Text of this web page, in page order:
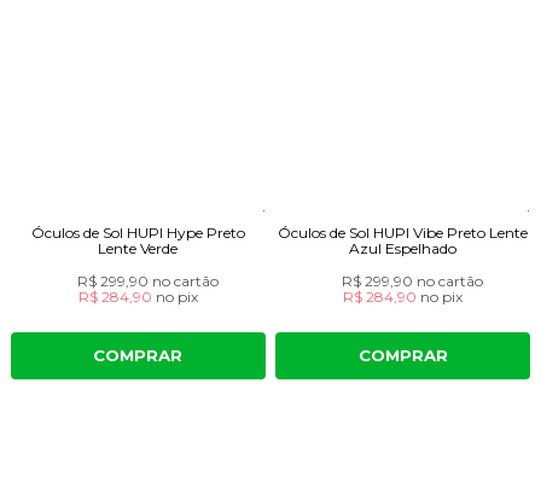
Óculos de Sol HUPI Hype Preto
Lente Verde
R$ 299,90 no cartão
R$ 284,90 no pix
COMPRAR
Óculos de Sol HUPI Vibe Preto Lente
Azul Espelhado
R$ 299,90 no cartão
R$ 284,90 no pix
COMPRAR